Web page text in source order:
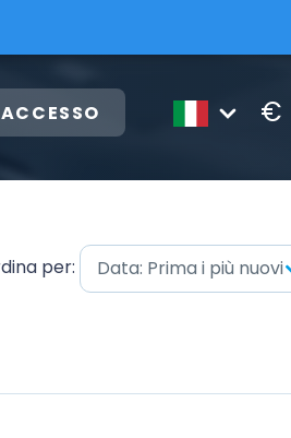
ACCESSO €
per: Data: Prima i più nuovi